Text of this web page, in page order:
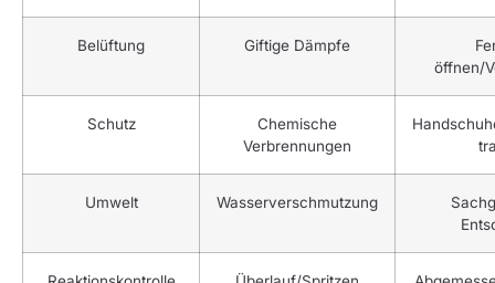
Belüftung Giftige Dämpfe
öffnen/
Schutz
Chemische
Verbrennungen
Umwelt Wasserverschmutzung